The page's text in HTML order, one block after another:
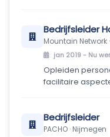
Bedrijfsleider
Mountain Network
jan 2019 - Nu
Opleiden
facilitaire
Bedrijfsleider
PACHO · Nijmegen